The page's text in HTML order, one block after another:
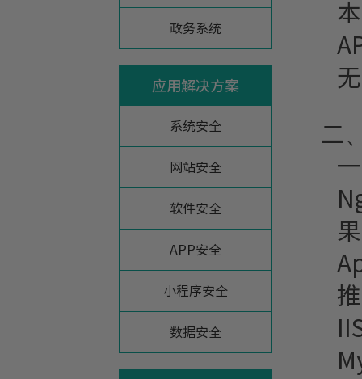
政务系统
应用解决方案
系统安全
网站安全
软件安全
APP安全
小程序安全
数据安全
二